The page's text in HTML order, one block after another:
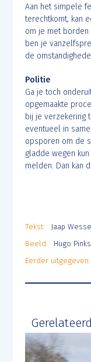
Aan het simpele
terechtkomt, kan
om je met
ben je
de
Politie
Ga je toch
opgemaakte
bij je verzekering
eventueel in
opsporen om de
gladde wegen
melden. Dan kan
Tekst:
Jaap
Beeld:
Hugo
Eerder uitgegeven: